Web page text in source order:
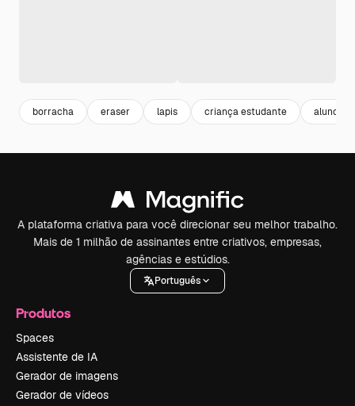
borracha eraser lapis criança estudante aluno
A plataforma criativa para você direcionar seu melhor trabalho.
Mais de 1 milhão de assinantes entre criativos, empresas,
agências e estúdios.
Português
Produtos
Spaces
Assistente de IA
Gerador de imagens
Gerador de vídeos